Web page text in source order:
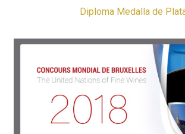
Diploma Medalla de